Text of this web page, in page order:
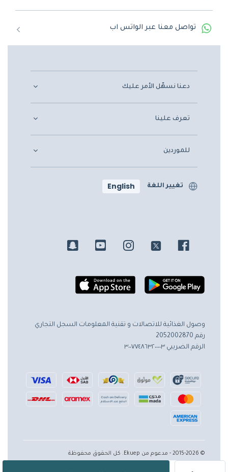
تواصل معنا عبر الواتس اب
دعنا نسهّل الأمر عليك
تعرف علينا
للموردين
تغيير اللغة English
وصول الغذائية للاتصالات و تقنية المعلومات السجل التجاري
رقم 2052002870
الرقم الضريبي ٣٠٠٧٧٤٨٦٣٢٠٠٠٠٣
© 2015-2026 - مدعوم من Ekuep. كل الحقوق محفوظة